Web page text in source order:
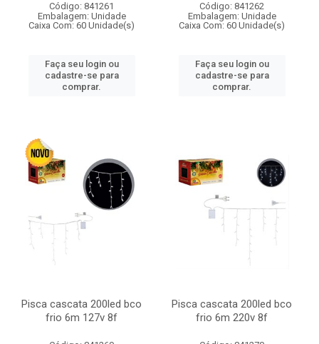
Código: 841261
Embalagem: Unidade
Caixa Com: 60 Unidade(s)
Faça seu login ou
cadastre-se para
comprar.
Código: 841262
Embalagem: Unidade
Caixa Com: 60 Unidade(s)
Faça seu login ou
cadastre-se para
comprar.
Pisca cascata 200led bco
frio 6m 127v 8f
Pisca cascata 200led bco
frio 6m 220v 8f